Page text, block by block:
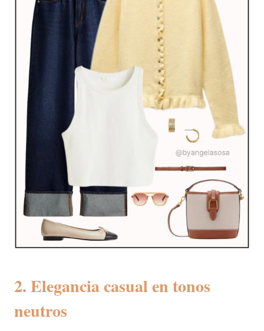
2. Elegancia casual en tonos
neutros